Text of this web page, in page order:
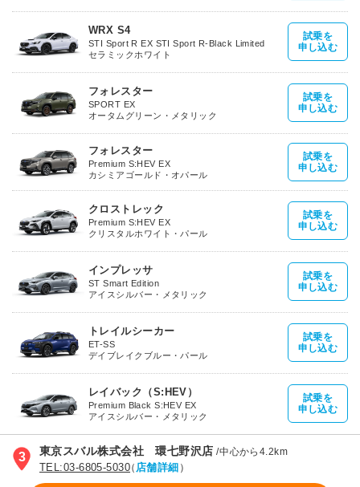
WRX S4
STI Sport R EX STI Sport R-Black Limited
セラミックホワイト
試乗を
申し込む
フォレスター
SPORT EX
オータムグリーン・メタリック
試乗を
申し込む
フォレスター
Premium S:HEV EX
カシミアゴールド・オパール
試乗を
申し込む
クロストレック
Premium S:HEV EX
クリスタルホワイト・パール
試乗を
申し込む
インプレッサ
ST Smart Edition
アイスシルバー・メタリック
試乗を
申し込む
トレイルシーカー
ET-SS
デイブレイクブルー・パール
試乗を
申し込む
レイバック（S:HEV）
Premium Black S:HEV EX
アイスシルバー・メタリック
試乗を
申し込む
3 東京スバル株式会社 環七野沢店 /中心から4.2km
TEL:03-6805-5030（ 店舗詳細 ）